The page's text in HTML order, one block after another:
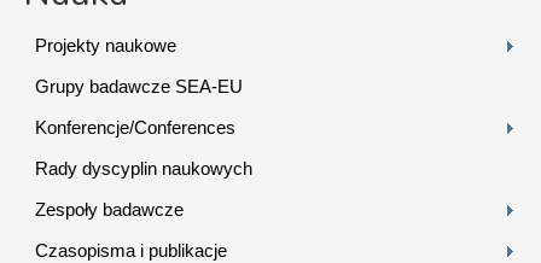
Projekty naukowe
Grupy badawcze SEA-EU
Konferencje/Conferences
Rady dyscyplin naukowych
Zespoły badawcze
Czasopisma i publikacje